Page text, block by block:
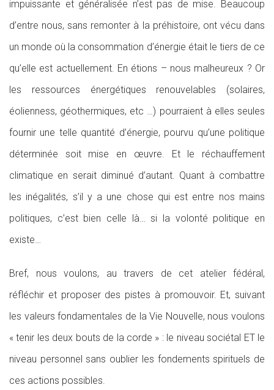
impuissante et généralisée n’est pas de mise. Beaucoup
d’entre nous, sans remonter à la préhistoire, ont vécu dans
un monde où la consommation d’énergie était le tiers de ce
qu’elle est actuellement. En étions – nous malheureux ? Or
les ressources énergétiques renouvelables (solaires,
éolienness, géothermiques, etc …) pourraient à elles seules
fournir une telle quantité d’énergie, pourvu qu’une politique
déterminée soit mise en œuvre. Et le réchauffement
climatique en serait diminué d’autant. Quant à combattre
les inégalités, s’il y a une chose qui est entre nos mains
politiques, c’est bien celle là… si la volonté politique en
existe…
Bref, nous voulons, au travers de cet atelier fédéral,
réfléchir et proposer des pistes à promouvoir. Et, suivant
les valeurs fondamentales de la Vie Nouvelle, nous voulons
« tenir les deux bouts de la corde » : le niveau sociétal ET le
niveau personnel sans oublier les fondements spirituels de
ces actions possibles.